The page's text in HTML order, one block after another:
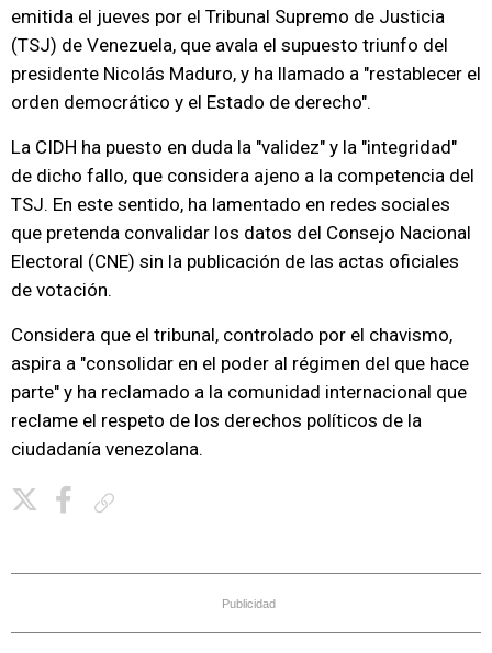
emitida el jueves por el Tribunal Supremo de Justicia
(TSJ) de Venezuela, que avala el supuesto triunfo del
presidente Nicolás Maduro, y ha llamado a "restablecer el
orden democrático y el Estado de derecho".
La CIDH ha puesto en duda la "validez" y la "integridad"
de dicho fallo, que considera ajeno a la competencia del
TSJ. En este sentido, ha lamentado en redes sociales
que pretenda convalidar los datos del Consejo Nacional
Electoral (CNE) sin la publicación de las actas oficiales
de votación.
Considera que el tribunal, controlado por el chavismo,
aspira a "consolidar en el poder al régimen del que hace
parte" y ha reclamado a la comunidad internacional que
reclame el respeto de los derechos políticos de la
ciudadanía venezolana.
Publicidad